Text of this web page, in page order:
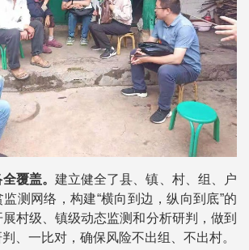
覆盖。 建立健全了县、镇、村、组、户
测网络，构建“横向到边，纵向到底”的
村级、镇级动态监测和分析研判，做到
、一比对，确保风险不出组、不出村。